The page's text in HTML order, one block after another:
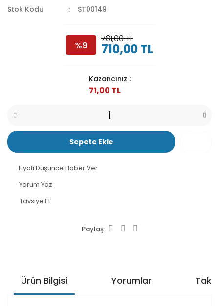
Stok Kodu ST00149
%9
781,00 TL
710,00 TL
Kazancınız :
71,00 TL
Sepete Ekle
Fiyatı Düşünce Haber Ver
Yorum Yaz
Tavsiye Et
Paylaş
Ürün Bilgisi Yorumlar